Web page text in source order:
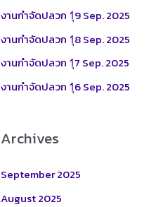
f
งานกำจัดปลวก 1ุ9 Sep. 2025
งานกำจัดปลวก 1ุ8 Sep. 2025
งานกำจัดปลวก 1ุ7 Sep. 2025
งานกำจัดปลวก 1ุ6 Sep. 2025
Archives
September 2025
August 2025